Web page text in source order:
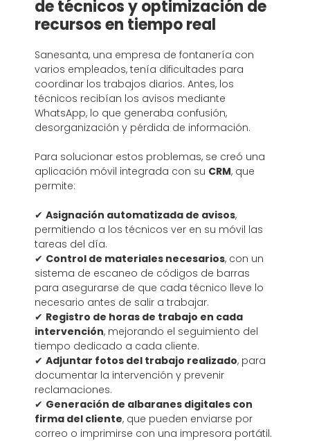
de técnicos y optimización de
recursos en tiempo real
Sanesanta, una empresa de fontanería con
varios empleados, tenía dificultades para
coordinar los trabajos diarios. Antes, los
técnicos recibían los avisos mediante
WhatsApp, lo que generaba confusión,
desorganización y pérdida de información.
Para solucionar estos problemas, se creó una
aplicación móvil integrada con su CRM, que
permite:
✔Asignación automatizada de avisos,
permitiendo a los técnicos ver en su móvil las
tareas del día.
✔ Control de materiales necesarios, con un
sistema de escaneo de códigos de barras
para asegurarse de que cada técnico lleve lo
necesario antes de salir a trabajar.
✔ Registro de horas de trabajo en cada
intervención, mejorando el seguimiento del
tiempo dedicado a cada cliente.
✔Adjuntar fotos del trabajo realizado, para
documentar la intervención y prevenir
reclamaciones.
✔ Generación de albaranes digitales con
firma del cliente, que pueden enviarse por
correo o imprimirse con una impresora portátil.